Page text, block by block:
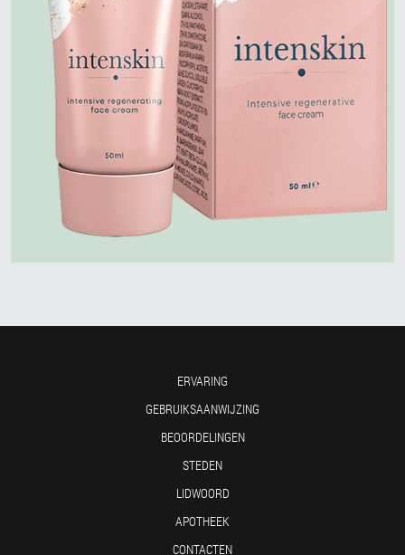
ERVARING
GEBRUIKSAANWIJZING
BEOORDELINGEN
STEDEN
LIDWOORD
APOTHEEK
CONTACTEN